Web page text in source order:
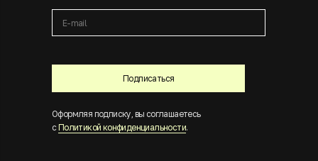
Подписаться
Оформляя подписку, вы соглашаетесь
с Политикой конфиденциальности.